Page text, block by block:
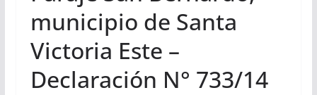
municipio de Santa
Victoria Este –
Declaración N° 733/14